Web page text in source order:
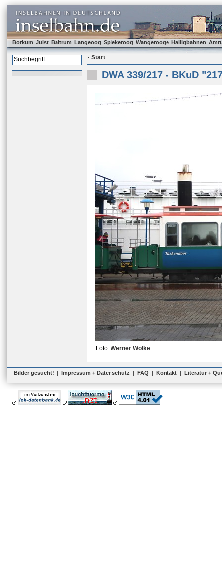
Borkum Juist Baltrum Langeoog Spiekeroog Wangerooge Halligbahnen
Start
DWA 339/217 - BKuD
Foto: Werner Wölke
Bilder gesucht! | Impressum + Datenschutz | FAQ | Kontakt | Literatur +